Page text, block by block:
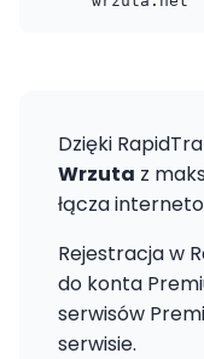
Dzięki
Wrzuta z
łącza
Rejestracja w
do konta
serwisów
serwisie.